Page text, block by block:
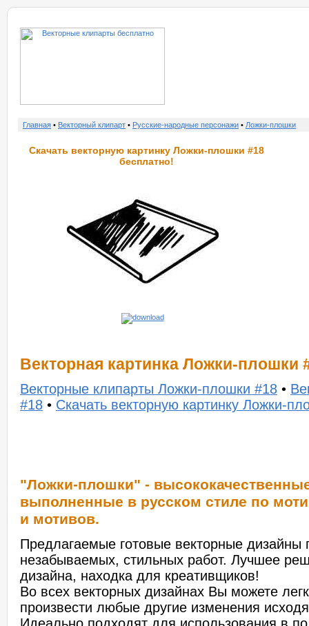
Главная • Векторный клипарт • Русские-народные персонажи • Ложки-плошки
Скачать векторную картинку Ложки-плошки #18
бесплатно!
Векторная картинка Ложки-плошки
Векторные клипарты Ложки-плошки #18 •
#18 • Скачать векторную картинку Ложки-
"Ложки-плошки" -
выполненные в русском стиле по
и мотивов.
Предлагаемые готовые векторные дизайны
незабываемых, стильных работ. Лучшее
дизайна, находка для креативщиков!
Во всех векторных дизайнах Вы можете
произвести любые другие изменения